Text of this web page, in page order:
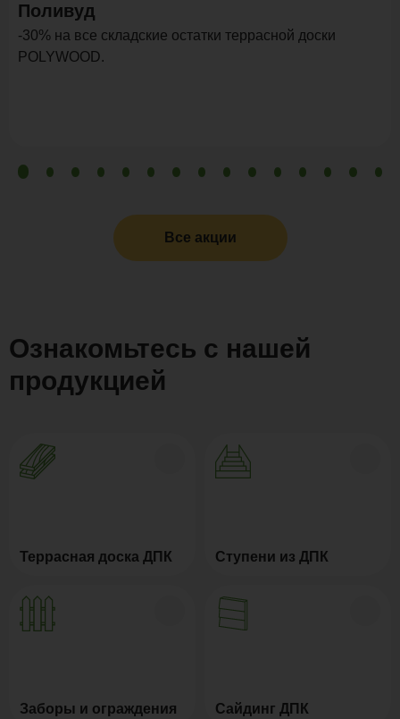
Поливуд
-30% на все складские остатки террасной доски
POLYWOOD.
Все акции
Ознакомьтесь с нашей
продукцией
Террасная доска ДПК Ступени из ДПК
Заборы и ограждения Сайдинг ДПК